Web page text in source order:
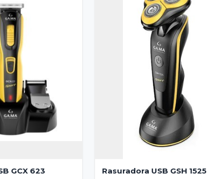
GCX 623 Rasuradora USB GSH 1525